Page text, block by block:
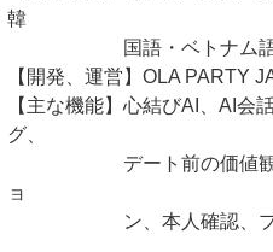
韓
国語・ベトナム
【開発、運営】OLA PARTY
【主な機能】心結びAI、AI会
グ、
デート前の価値観確認
ョ
ン、本人確認、プラ